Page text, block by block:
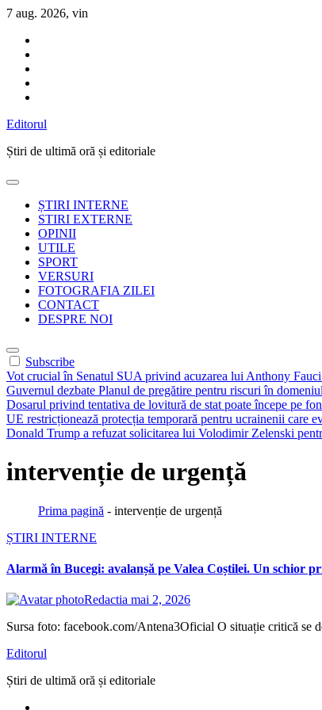
Sari
conținut
7 aug. 2026, vin
Editorul
Știri de ultimă oră și editoriale
ȘTIRI INTERNE
STIRI EXTERNE
OPINII
UTILE
SPORT
VERSURI
FOTOGRAFIA ZILEI
CONTACT
DESPRE NOI
Subscribe
Vot crucial în Senatul SUA privind acuzarea lui Anthony
Guvernul dezbate Planul de pregătire pentru riscuri în
Dosarul privind tentativa de lovitură de stat poate începe pe
UE restricționează protecția temporară pentru ucrainenii care
Donald Trump a refuzat solicitarea lui Volodimir Zelenski
intervenție de urgență
Prima pagină - intervenție de urgență
ȘTIRI INTERNE
Alarmă în Bucegi: avalanșă pe Valea Coștilei. Un schior
Redactia mai 2, 2026
Sursa foto: facebook.com/Antena3Oficial O situație critică se
Editorul
Știri de ultimă oră și editoriale